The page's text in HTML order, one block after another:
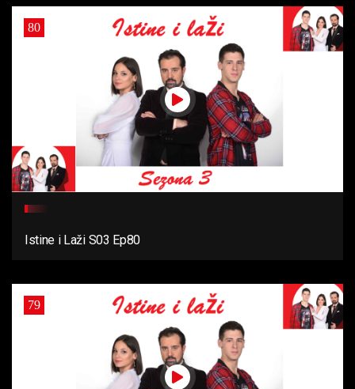
80
Istine i Laži S03 Ep80
79